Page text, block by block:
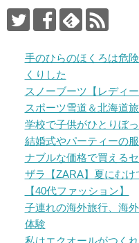
手のひらのほくろは危
くりした
スノーブーツ【レディ
スポーツ雪道＆北海道
学校で子供がひとりぼ
結婚式やパーティーの
ナブルな価格で買える
ザラ【ZARA】夏にむ
【40代ファッション】
子連れの海外旅行、海
体験